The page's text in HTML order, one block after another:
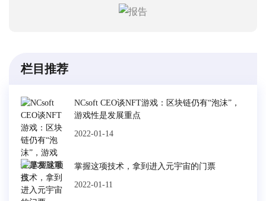
栏目推荐
NCsoft CEO谈NFT游戏：区块链仍有“泡沫”，
游戏性是发展重点
2022-01-14
掌握这项技术，拿到进入元宇宙的门票
2022-01-11